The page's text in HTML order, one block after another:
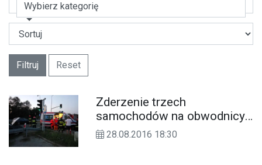
Wybierz kategorię
Filtruj Reset
Zderzenie trzech
samochodów na obwodnicy
Kędzierzyna-Koźla. Kobieta
28.08.2016 18:30